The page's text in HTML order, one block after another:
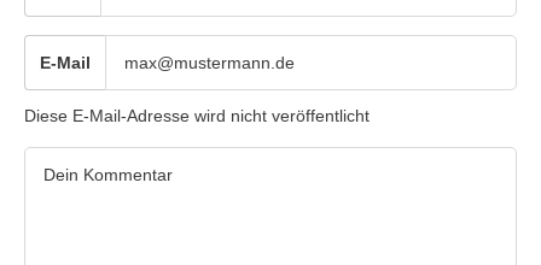
E-Mail
Diese E-Mail-Adresse wird nicht veröffentlicht